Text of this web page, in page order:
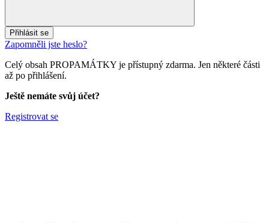
Přihlásit se
Zapomněli jste heslo?
Celý obsah PROPAMÁTKY je přístupný zdarma. Jen některé části
až po přihlášení.
Ještě nemáte svůj účet?
Registrovat se